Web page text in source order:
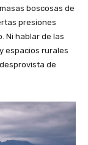
boscosas de
presiones
Ni hablar de las
espacios rurales
de